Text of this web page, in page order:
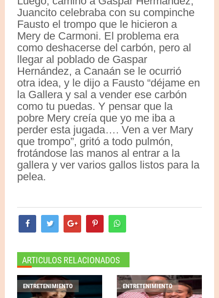
Juancito celebraba con su compinche
Fausto el trompo que le hicieron a
Mery de Carmoni. El problema era
como deshacerse del carbón, pero al
llegar al poblado de Gaspar
Hernández, a Canaán se le ocurrió
otra idea, y le dijo a Fausto “déjame en
la Gallera y sal a vender ese carbón
como tu puedas. Y pensar que la
pobre Mery creía que yo me iba a
perder esta jugada…. Ven a ver Mary
que trompo”, gritó a todo pulmón,
frotándose las manos al entrar a la
gallera y ver varios gallos listos para la
pelea.
ARTICULOS RELACIONADOS
ENTRETENIMIENTO ENTRETENIMIENTO